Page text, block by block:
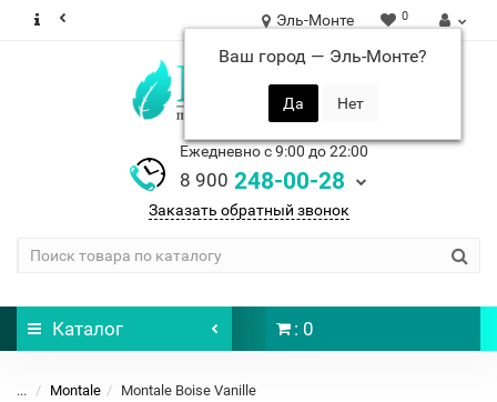
Эль-Монте
Ваш город — Эль-Монте?
0
Ежедневно с 9:00 до 22:00
8 900 248-00-28
Заказать обратный звонок
Каталог : 0
... Montale Montale Boise Vanille